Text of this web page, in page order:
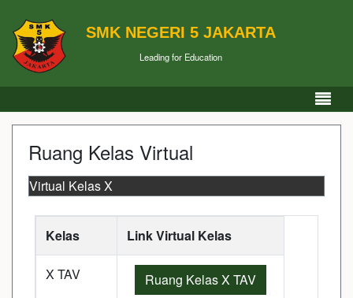
SMK NEGERI 5 JAKARTA
Leading for Education
Ruang Kelas Virtual
Virtual Kelas X
Kelas Link Virtual Kelas
X TAV Ruang Kelas X TAV